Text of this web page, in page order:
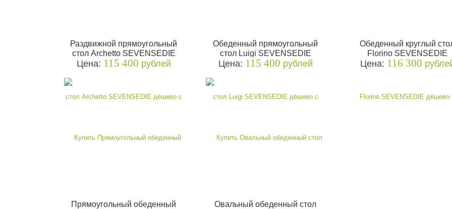
Раздвижной прямоугольный
стол Archetto SEVENSEDIE
Цена: 115 400 рублей
Обеденный прямоугольный
стол Luigi SEVENSEDIE
Цена: 115 400 рублей
Обеденный круглый
Florino SEVENSEDIE
Цена: 116 300
Прямоугольный обеденный
Овальный обеденный стол